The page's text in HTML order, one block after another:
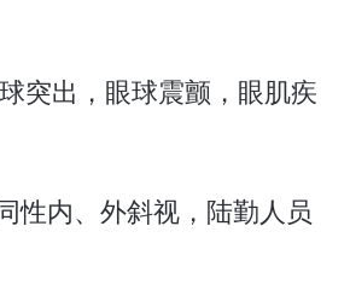
突出，眼球震颤，眼肌疾
性内、外斜视，陆勤人员